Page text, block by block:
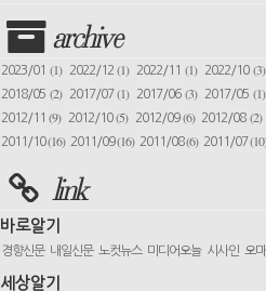
archive
2023/01 (1) 2022/12(1) 2022/11(1) 2022/10 (3)
2018/05 (2) 2017/07(1) 2017/06(3) 2017/05 (1)
2012/11(9) 2012/10(5) 2012/09(6) 2012/08 (2)
2011/10(16) 2011/09(16) 2011/08(6) 2011/07(10)
link
바로알기
경향신문 내일신문 노컷뉴스 미디어오늘 시사인 오
세상알기